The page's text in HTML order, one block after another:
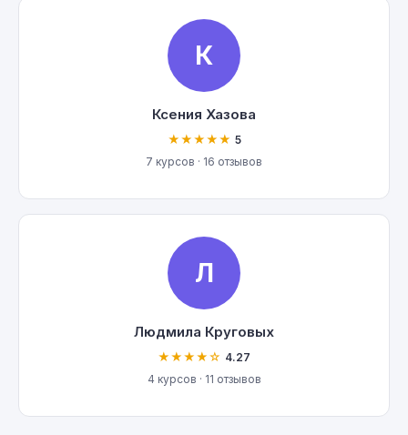
К
Ксения Хазова
★★★★★ 5
7 курсов · 16 отзывов
Л
Людмила Круговых
★★★★☆ 4.27
4 курсов · 11 отзывов